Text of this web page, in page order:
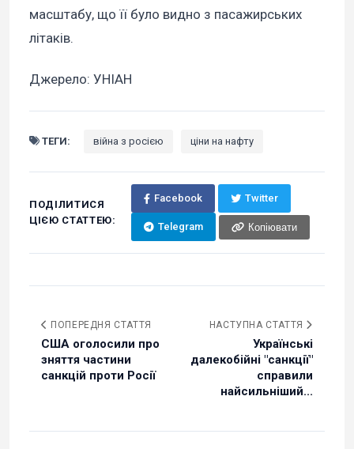
масштабу, що її було видно з пасажирських
літаків.
Джерело: УНІАН
ТЕГИ: війна з росією ціни на нафту
ПОДІЛИТИСЯ
ЦІЄЮ СТАТТЕЮ:
Facebook Twitter
Telegram Копіювати
ПОПЕРЕДНЯ СТАТТЯ
США оголосили про
зняття частини
санкцій проти Росії
НАСТУПНА СТАТТЯ
Українські
далекобійні "санкції"
справили
найсильніший...